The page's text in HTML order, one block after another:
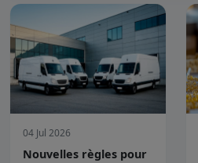
04 Jul 2026
Nouvelles règles pour